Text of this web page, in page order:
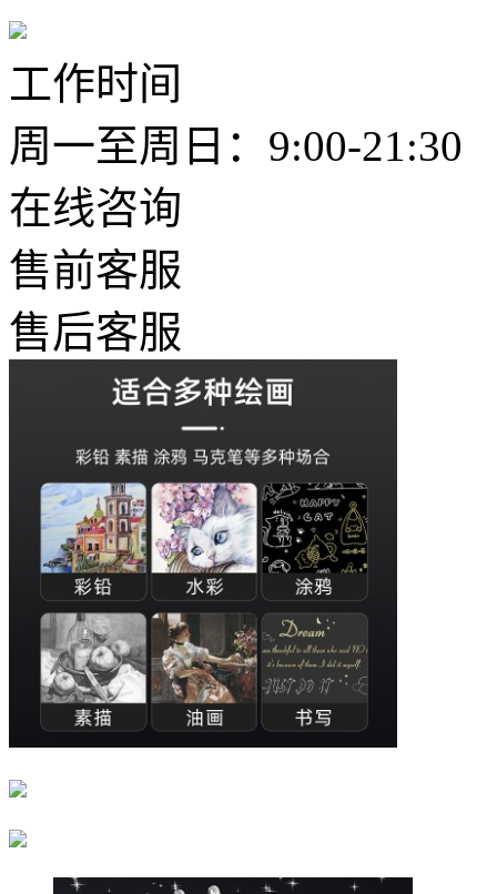
工作时间
周一至周日：9:00-21:30
在线咨询
售前客服
售后客服